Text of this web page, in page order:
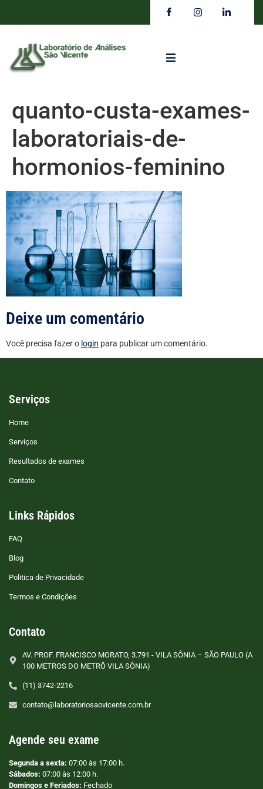
quanto-custa-exames-
laboratoriais-de-
hormonios-feminino
Deixe um comentário
Você precisa fazer o login para publicar um comentário.
Serviços
Home
Serviços
Resultados de exames
Contato
Links Rápidos
FAQ
Blog
Politica de Privacidade
Termos e Condições
Contato
AV. PROF. FRANCISCO MORATO, 3.791 - VILA SÔNIA – SÃO PAULO (A
100 METROS DO METRÔ VILA SÔNIA)
(11) 3742-2216
contato@laboratoriosaovicente.com.br
Agende seu exame
Segunda a sexta: 07:00 às 17:00 h.
Sábados: 07:00 às 12:00 h.
Domingos e Feriados: Fechado